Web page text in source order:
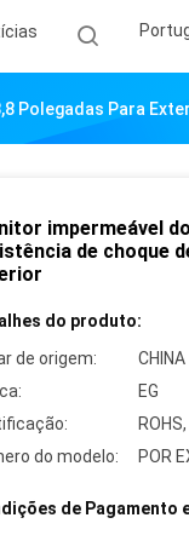
Polegadas Para
impermeável
de choque
do produto:
de origem:
CHINA
EG
do modelo:
POR
de Pagamento